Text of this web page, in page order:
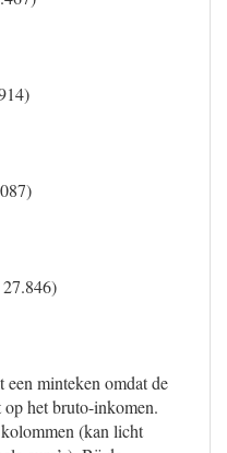
een minteken omdat de
het bruto-inkomen.
(kan licht